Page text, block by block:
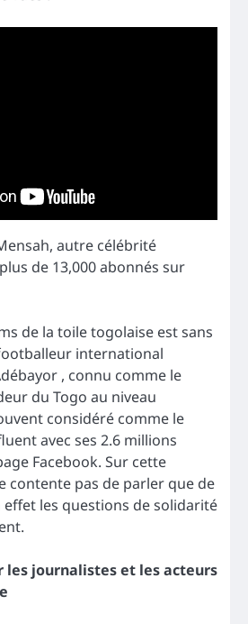
autre célébrité
de 13,000 abonnés sur
de la toile togolaise est sans
international
, connu comme le
du Togo au niveau
considéré comme le
avec ses 2.6 millions
Facebook. Sur cette
contente pas de parler que de
les questions de solidarité
les journalistes et les acteurs